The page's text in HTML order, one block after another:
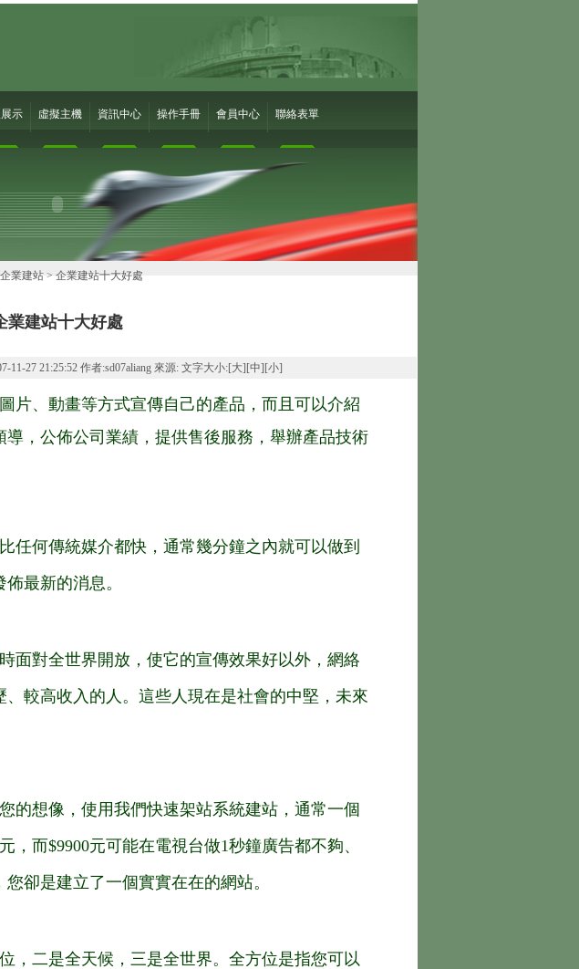
示 虛擬主機 資訊中心 操作手冊 會員中心 聯絡表單
企業建站 > 企業建站十大好處
業建站十大好處
27 21:25:52 作者:sd07aliang 來源: 文字大小:[大][中][小]
片、動畫等方式宣傳自己的產品，而且可以介紹
，公佈公司業績，提供售後服務，舉辦產品技術
任何傳統媒介都快，通常幾分鐘之內就可以做到
最新的消息。
面對全世界開放，使它的宣傳效果好以外，網絡
較高收入的人。這些人現在是社會的中堅，未來
的想像，使用我們快速架站系統建站，通常一個
，而$9900元可能在電視台做1秒鐘廣告都不夠、
卻是建立了一個實實在在的網站。
，二是全天候，三是全世界。全方位是指您可以